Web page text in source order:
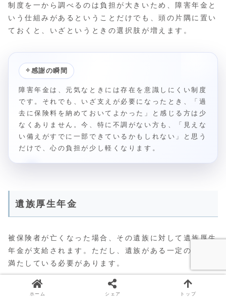
制度を一から調べるのは負担が大きいため、障害年金と
いう仕組みがあるということだけでも、頭の片隅に置い
ておくと、いざというときの選択肢が増えます。
✧感謝の瞬間
障害年金は、元気なときには存在を意識しにくい制度
です。それでも、いざ支えが必要になったとき、「過
去に保険料を納めておいてよかった」と感じる方は少
なくありません。今、特に不調がない方も、「見えな
い備えがすでに一部できているかもしれない」と思う
だけで、心の負担が少し軽くなります。
遺族厚生年金
被保険者が亡くなった場合、その遺族に対して遺族厚生
年金が支給されます。ただし、遺族がある一定の条件を
満たしている必要があります。
子のある配偶者
ホーム シェア トップ